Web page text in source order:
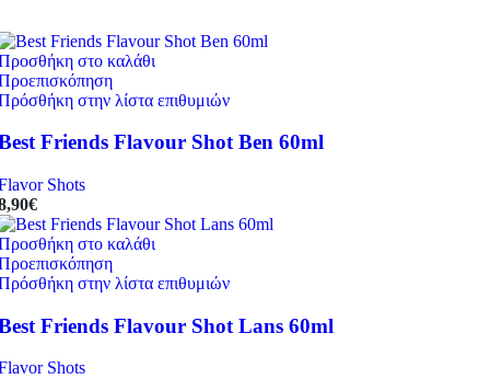
στο καλάθι
στην λίστα επιθυμιών
Friends Flavour Shot Ben 60ml
Shots
€
στο καλάθι
στην λίστα επιθυμιών
Friends Flavour Shot Lans 60ml
Shots